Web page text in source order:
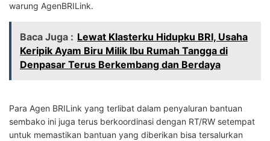
warung AgenBRILink.
Baca Juga : Lewat Klasterku Hidupku BRI, Usaha
Keripik Ayam Biru Milik Ibu Rumah Tangga di
Denpasar Terus Berkembang dan Berdaya
Para Agen BRILink yang terlibat dalam penyaluran bantuan
sembako ini juga terus berkoordinasi dengan RT/RW setempat
untuk memastikan bantuan yang diberikan bisa tersalurkan